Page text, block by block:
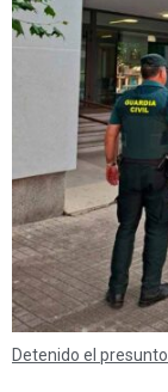
Detenido el